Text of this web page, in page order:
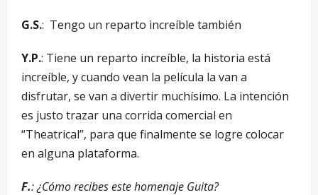
G.S.: Tengo un reparto increíble también
Y.P.: Tiene un reparto increíble, la historia está
increíble, y cuando vean la película la van a
disfrutar, se van a divertir muchísimo. La intención
es justo trazar una corrida comercial en
“Theatrical”, para que finalmente se logre colocar
en alguna plataforma.
F.: ¿Cómo recibes este homenaje Guita?